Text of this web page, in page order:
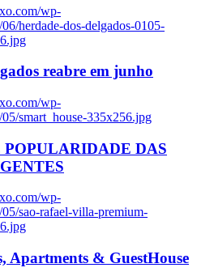
wp-
herdade-dos-delgados-0105-
reabre em junho
wp-
smart_house-335x256.jpg
POPULARIDADE DAS
wp-
sao-rafael-villa-premium-
Apartments & GuestHouse